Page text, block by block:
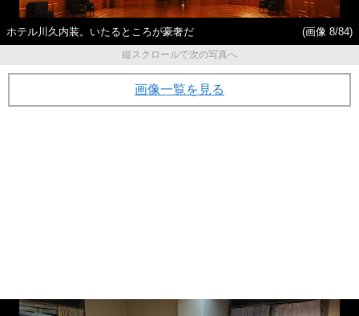
ホテル川久内装。いたるところが豪奢だ
(画像 8/84)
縦スクロールで次の写真へ
画像一覧を見る